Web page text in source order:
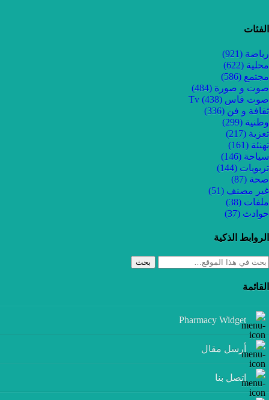
الفئات
رياضة (921)
محلية (622)
مجتمع (586)
صوت و صورة (484)
صوت فاس Tv (438)
ثقافة و فن (336)
وطنية (299)
تعزية (217)
تهنئة (161)
سياحة (146)
تربويات (144)
صحة (87)
غير مصنف (51)
ملفات (38)
حوادث (37)
الروابط الذكية
بحث
القائمة
Pharmacy Widget
أرسل مقال
إتصل بنا